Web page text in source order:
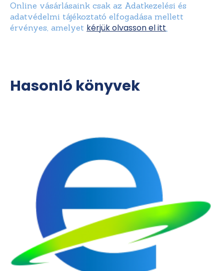
Online vásárlásaink csak az Adatkezelési és
adatvédelmi tájékoztató elfogadása mellett
érvényes, amelyet kérjük olvasson el itt.
Hasonló könyvek